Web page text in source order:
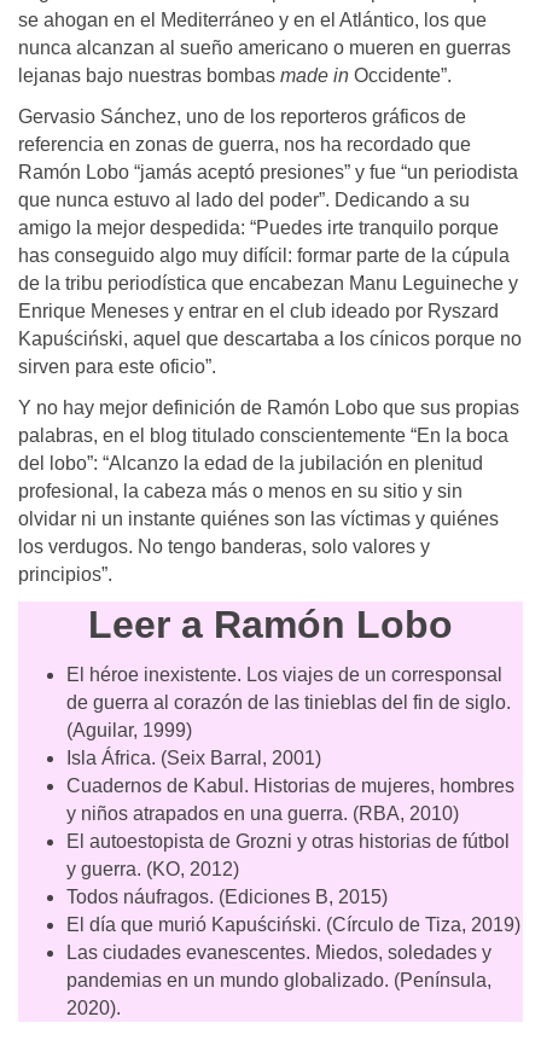
se ahogan en el Mediterráneo y en el Atlántico, los que
nunca alcanzan al sueño americano o mueren en guerras
lejanas bajo nuestras bombas made in Occidente”.
Gervasio Sánchez, uno de los reporteros gráficos de
referencia en zonas de guerra, nos ha recordado que
Ramón Lobo “jamás aceptó presiones” y fue “un periodista
que nunca estuvo al lado del poder”. Dedicando a su
amigo la mejor despedida: “Puedes irte tranquilo porque
has conseguido algo muy difícil: formar parte de la cúpula
de la tribu periodística que encabezan Manu Leguineche y
Enrique Meneses y entrar en el club ideado por Ryszard
Kapuściński, aquel que descartaba a los cínicos porque no
sirven para este oficio”.
Y no hay mejor definición de Ramón Lobo que sus propias
palabras, en el blog titulado conscientemente “En la boca
del lobo”: “Alcanzo la edad de la jubilación en plenitud
profesional, la cabeza más o menos en su sitio y sin
olvidar ni un instante quiénes son las víctimas y quiénes
los verdugos. No tengo banderas, solo valores y
principios”.
Leer a Ramón Lobo
El héroe inexistente. Los viajes de un corresponsal
de guerra al corazón de las tinieblas del fin de siglo.
(Aguilar, 1999)
Isla África. (Seix Barral, 2001)
Cuadernos de Kabul. Historias de mujeres, hombres
y niños atrapados en una guerra. (RBA, 2010)
El autoestopista de Grozni y otras historias de fútbol
y guerra. (KO, 2012)
Todos náufragos. (Ediciones B, 2015)
El día que murió Kapuściński. (Círculo de Tiza, 2019)
Las ciudades evanescentes. Miedos, soledades y
pandemias en un mundo globalizado. (Península,
2020).